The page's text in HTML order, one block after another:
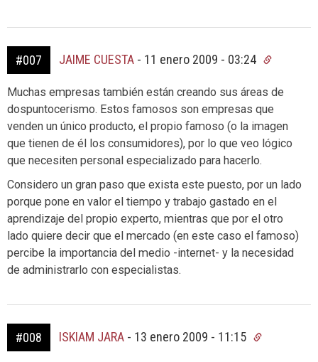
#007 JAIME CUESTA - 11 enero 2009 - 03:24
Muchas empresas también están creando sus áreas de
dospuntocerismo. Estos famosos son empresas que
venden un único producto, el propio famoso (o la imagen
que tienen de él los consumidores), por lo que veo lógico
que necesiten personal especializado para hacerlo.
Considero un gran paso que exista este puesto, por un lado
porque pone en valor el tiempo y trabajo gastado en el
aprendizaje del propio experto, mientras que por el otro
lado quiere decir que el mercado (en este caso el famoso)
percibe la importancia del medio -internet- y la necesidad
de administrarlo con especialistas.
#008 ISKIAM JARA - 13 enero 2009 - 11:15